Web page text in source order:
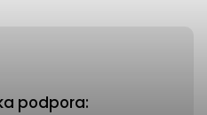
podpora: